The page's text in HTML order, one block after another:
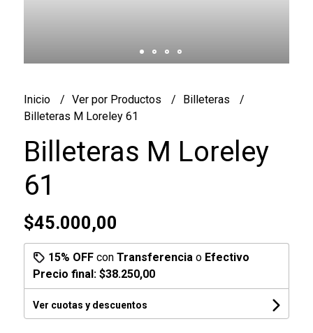
Inicio Ver por Productos
Billeteras
Billeteras M Loreley 61
Billeteras M Loreley
61
$45.000,00
15% OFFcon Transferencia o Efectivo
Precio final: $38.250,00
Ver cuotas y descuentos